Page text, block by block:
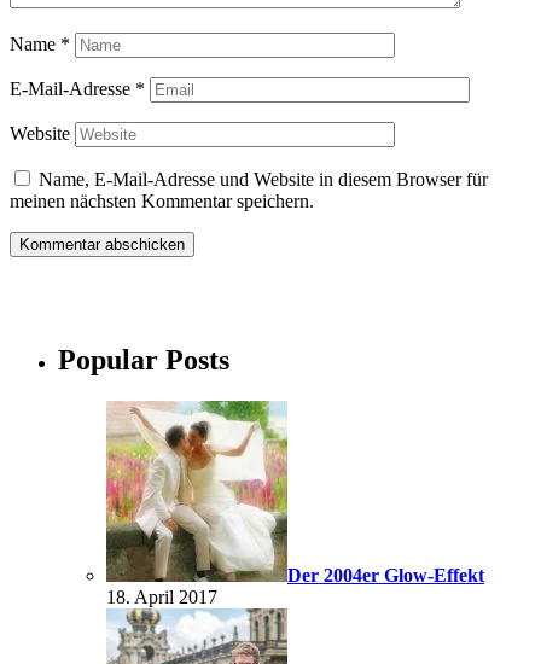
Name *
E-Mail-Adresse *
Website
Name, E-Mail-Adresse und Website in diesem Browser für
meinen nächsten Kommentar speichern.
Popular Posts
Der 2004er Glow-Effekt
18. April 2017